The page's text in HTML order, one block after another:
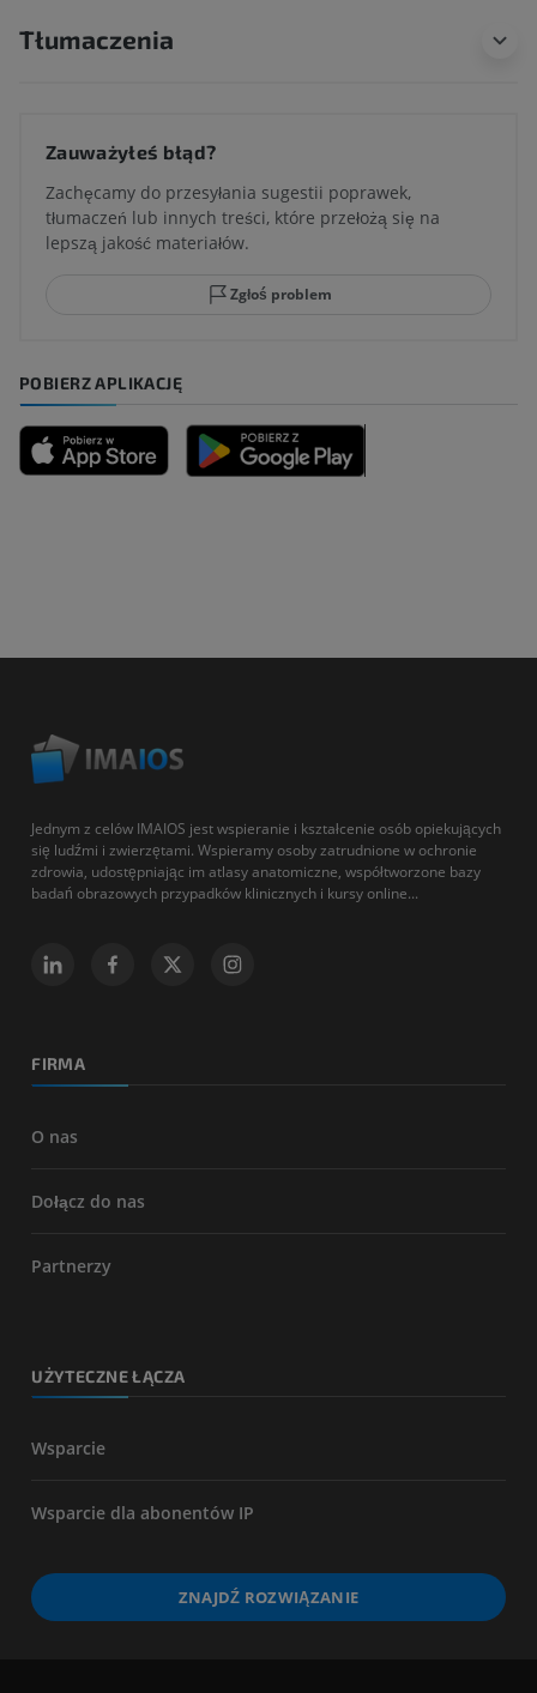
Tłumaczenia
Zauważyłeś błąd?
Zachęcamy do przesyłania sugestii poprawek,
tłumaczeń lub innych treści, które przełożą się na
lepszą jakość materiałów.
Zgłoś problem
POBIERZ APLIKACJĘ
Jednym z celów IMAIOS jest wspieranie i kształcenie osób opiekujących
się ludźmi i zwierzętami. Wspieramy osoby zatrudnione w ochronie
zdrowia, udostępniając im atlasy anatomiczne, współtworzone bazy
badań obrazowych przypadków klinicznych i kursy online...
FIRMA
O nas
Dołącz do nas
Partnerzy
UŻYTECZNE ŁĄCZA
Wsparcie
Wsparcie dla abonentów IP
ZNAJDŹ ROZWIĄZANIE